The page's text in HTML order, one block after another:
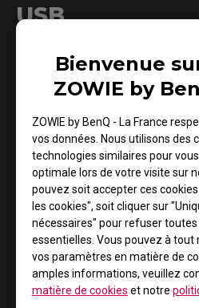
Bienvenue
ZOWIE by
ZOWIE by BenQ - La France
vos données. Nous utilisons des
technologies similaires pour
optimale lors de votre visite sur
pouvez soit accepter ces
les cookies", soit cliquer sur
nécessaires" pour refuser
essentielles. Vous pouvez à
vos paramètres en matière de
amples informations, veuillez
matière de cookies et notre
USB